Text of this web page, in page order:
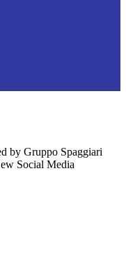
by Gruppo Spaggiari
Social Media